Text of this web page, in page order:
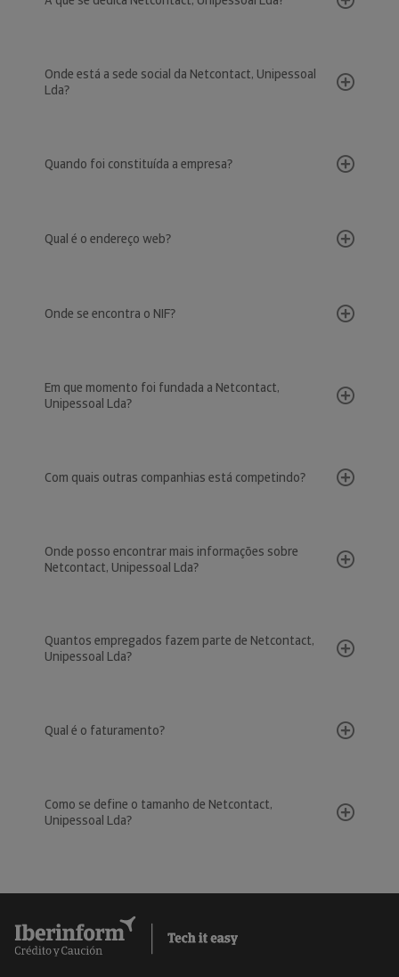
Onde está a sede social da Netcontact, Unipessoal
Lda?
Quando foi constituída a empresa?
Qual é o endereço web?
Onde se encontra o NIF?
Em que momento foi fundada a Netcontact,
Unipessoal Lda?
Com quais outras companhias está competindo?
Onde posso encontrar mais informações sobre
Netcontact, Unipessoal Lda?
Quantos empregados fazem parte de Netcontact,
Unipessoal Lda?
Qual é o faturamento?
Como se define o tamanho de Netcontact,
Unipessoal Lda?